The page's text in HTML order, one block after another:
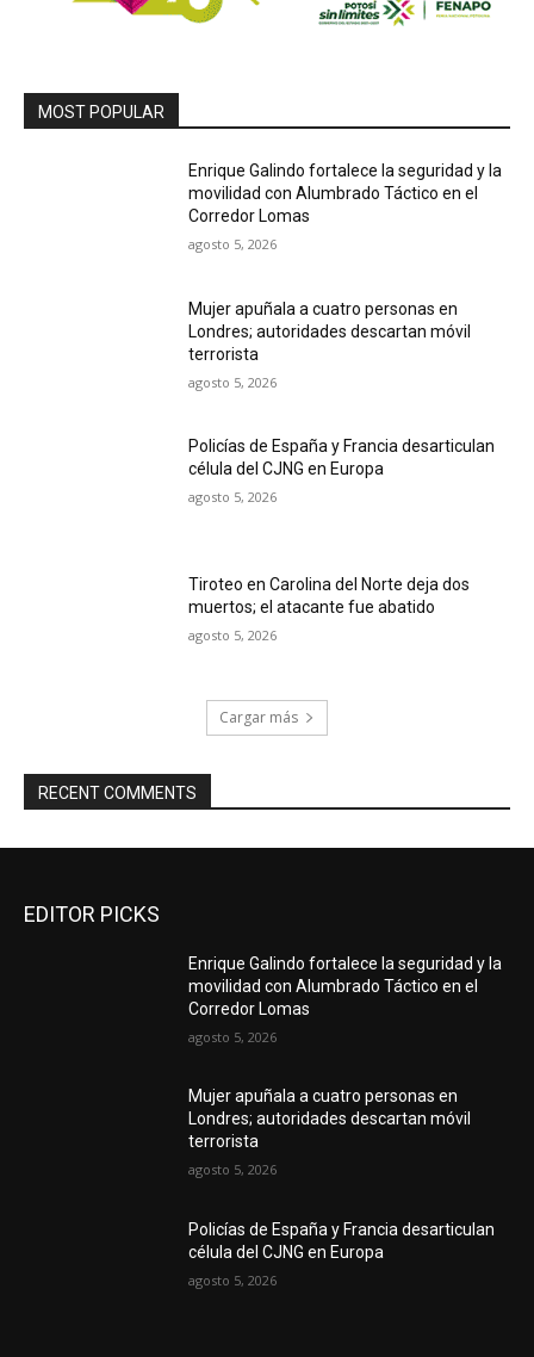
MOST POPULAR
Enrique Galindo fortalece la seguridad y la
movilidad con Alumbrado Táctico en el
Corredor Lomas
agosto 5, 2026
Mujer apuñala a cuatro personas en
Londres; autoridades descartan móvil
terrorista
agosto 5, 2026
Policías de España y Francia desarticulan
célula del CJNG en Europa
agosto 5, 2026
Tiroteo en Carolina del Norte deja dos
muertos; el atacante fue abatido
agosto 5, 2026
Cargar más
RECENT COMMENTS
EDITOR PICKS
Enrique Galindo fortalece la seguridad y la
movilidad con Alumbrado Táctico en el
Corredor Lomas
agosto 5, 2026
Mujer apuñala a cuatro personas en
Londres; autoridades descartan móvil
terrorista
agosto 5, 2026
Policías de España y Francia desarticulan
célula del CJNG en Europa
agosto 5, 2026